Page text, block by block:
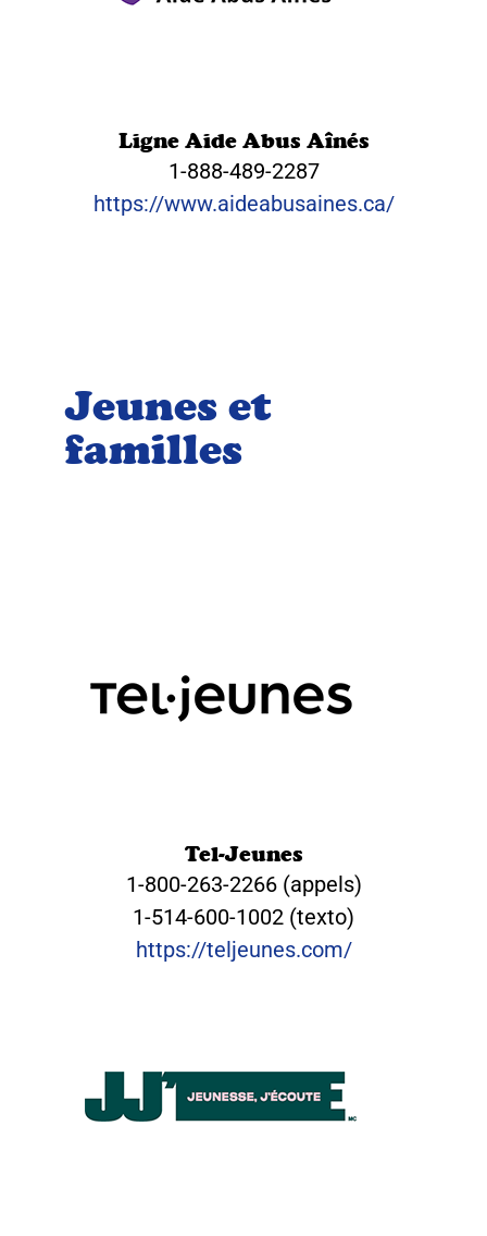
Ligne Aide Abus Aînés
1-888-489-2287
https://www.aideabusaines.ca/
Jeunes et
familles
Tel-Jeunes
1-800-263-2266 (appels)
1-514-600-1002 (texto)
https://teljeunes.com/